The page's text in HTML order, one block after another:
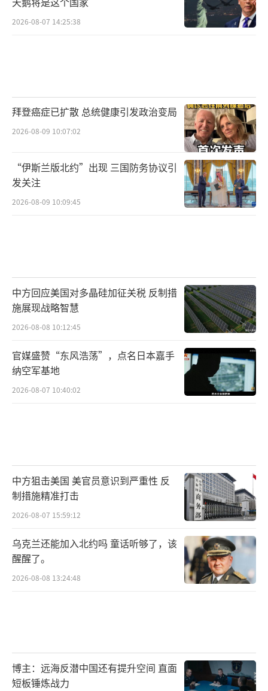
2026-08-07 14:25:38
拜登癌症已扩散 总统健康引发政治变局
2026-08-09 10:07:02
“伊斯兰版北约”出现 三国防务协议引
发关注
2026-08-09 10:09:45
中方回应美国对多晶硅加征关税 反制措
施展现战略智慧
2026-08-08 10:12:45
官媒盛赞“东风浩荡”，点名日本嘉手
纳空军基地
2026-08-07 10:40:02
中方狙击美国 美官员意识到严重性 反
制措施精准打击
2026-08-07 15:59:12
乌克兰还能加入北约吗 童话听够了，该
醒醒了。
2026-08-08 13:24:48
博主：远海反潜中国还有提升空间 直面
短板锤炼战力